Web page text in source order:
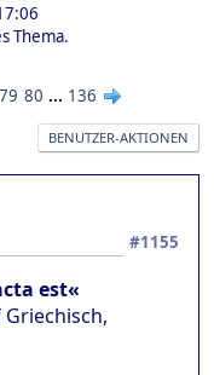
Thema.
79 80 ... 136
BENUTZER-AKTIONEN
#1155
est«